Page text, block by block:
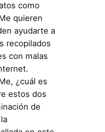
como
quieren
ayudarte a
recopilados
con malas
¿cuál es
estos dos
de